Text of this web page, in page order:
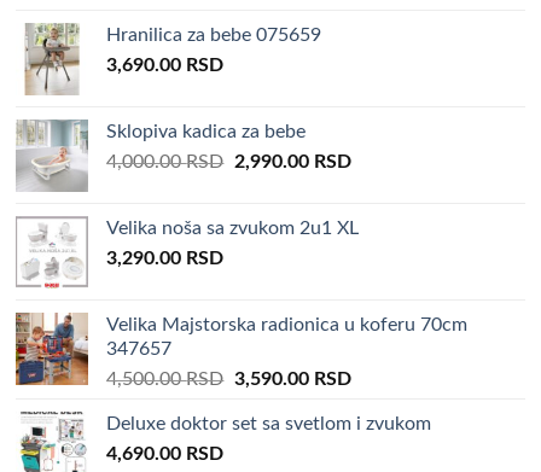
Hranilica za bebe 075659
3,690.00 RSD
Sklopiva kadica za bebe
4,000.00RSD Original
4,000.00 RSD.
2,990.00 RSDCurrent
2,990.00 RSD.
Velika noša sa zvukom 2u1 XL
3,290.00 RSD
Velika Majstorska radionica u koferu 70cm
347657
4,500.00RSD Original
was:
3,590.00 RSDCurrent
is:
Deluxe doktor set sa svetlom i zvukom
4,690.00 RSD